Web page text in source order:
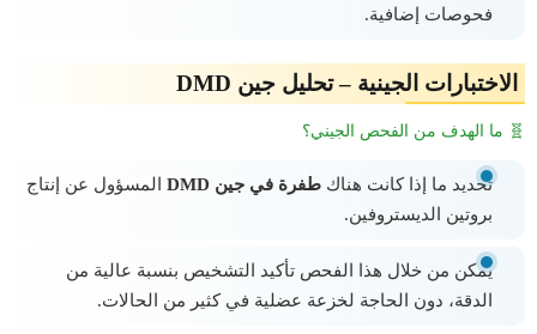
فحوصات إضافية.
الاختبارات الجينية – تحليل جين DMD
🧬 ما الهدف من الفحص الجيني؟
تحديد ما إذا كانت هناك طفرة في جين DMD
المسؤول عن إنتاج
بروتين الديستروفين.
يمكن من خلال هذا الفحص تأكيد التشخيص بنسبة عالية من
الدقة، دون الحاجة لخزعة عضلية في كثير من الحالات.